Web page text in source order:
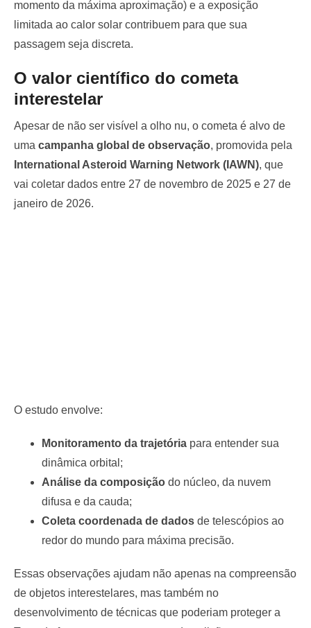
momento da máxima aproximação) e a exposição
limitada ao calor solar contribuem para que sua
passagem seja discreta.
O valor científico do cometa
interestelar
Apesar de não ser visível a olho nu, o cometa é alvo de
uma campanha global de observação, promovida pela
International Asteroid Warning Network (IAWN), que
vai coletar dados entre 27 de novembro de 2025 e 27 de
janeiro de 2026.
O estudo envolve:
Monitoramento da trajetória para entender sua
dinâmica orbital;
Análise da composição do núcleo, da nuvem
difusa e da cauda;
Coleta coordenada de dados de telescópios ao
redor do mundo para máxima precisão.
Essas observações ajudam não apenas na compreensão
de objetos interestelares, mas também no
desenvolvimento de técnicas que poderiam proteger a